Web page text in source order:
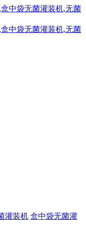
灌装机 盒中袋无菌灌